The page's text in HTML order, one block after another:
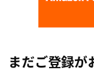
まだご登録が